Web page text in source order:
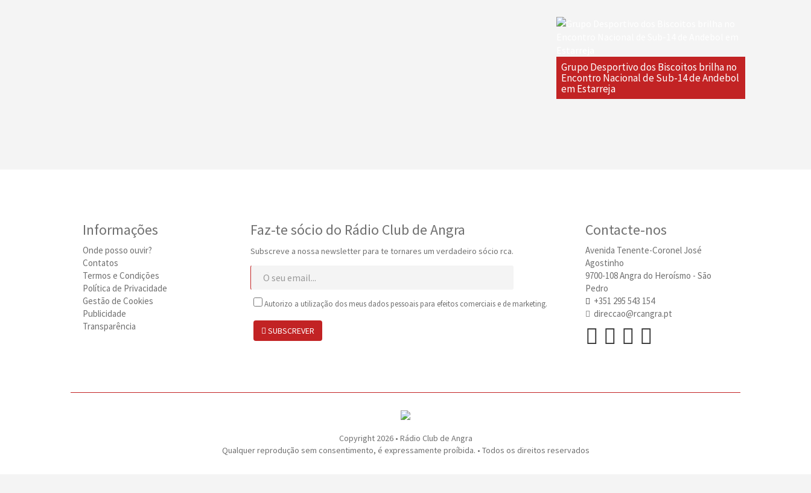
Grupo Desportivo dos Biscoitos brilha no
Encontro Nacional de Sub-14 de Andebol
em Estarreja
Informações
Onde posso ouvir?
Contatos
Termos e Condições
Política de Privacidade
Gestão de Cookies
Publicidade
Transparência
Faz-te sócio do Rádio Club de Angra
Subscreve a nossa newsletter para te tornares um verdadeiro sócio rca.
Autorizo a utilização dos meus dados pessoais para efeitos comerciais e de marketing.
SUBSCREVER
Contacte-nos
Avenida Tenente-Coronel José
Agostinho
9700-108 Angra do Heroísmo - São
Pedro
+351 295 543 154
direccao@rcangra.pt
Copyright 2026 • Rádio Club de Angra
Qualquer reprodução sem consentimento, é expressamente proíbida. • Todos os direitos reservados